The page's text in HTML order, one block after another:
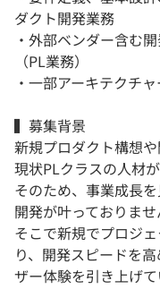
ダクト開発業務
・外部ベンダー含む
（PL業務）
・一部アーキテク
▍募集背景
新規プロダクト構想
現状PLクラスの人材
そのため、事業成長
開発が叶っておりませ
そこで新規でプロジ
り、開発スピードを
ザー体験を引き上げて